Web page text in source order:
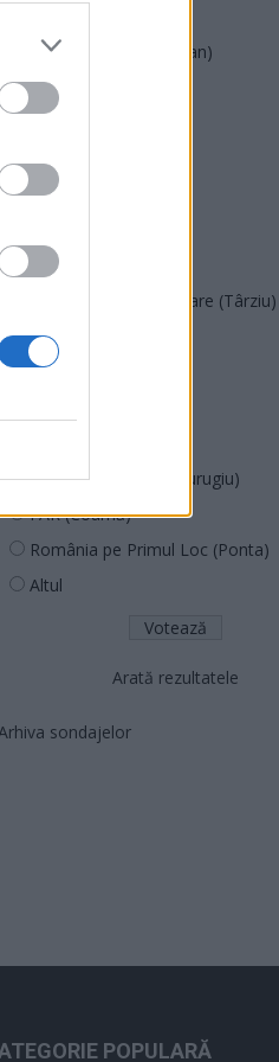
Forța Dreptei (L. Orban)
PNȚMM
SOS (Șoșoacă)
PACE (Peia)
Acțiunea Conservatoare (Târziu)
PDF (Lazarus)
PUSL (D. Voiculescu)
Partidul Patrioților (Surugiu)
FAR (Coarnă)
România pe Primul Loc (Ponta)
Altul
Arată rezultatele
sondajelor
POPULARĂ